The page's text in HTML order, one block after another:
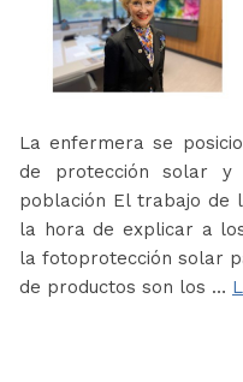
La enfermera se
de protección solar
población El trabajo de
la hora de explicar a
la fotoprotección solar
de productos son los …